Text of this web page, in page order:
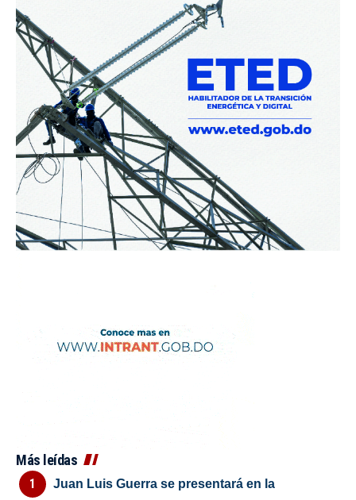
Más leídas
Juan Luis Guerra se presentará en la